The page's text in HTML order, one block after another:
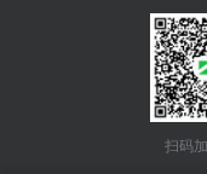
扫码